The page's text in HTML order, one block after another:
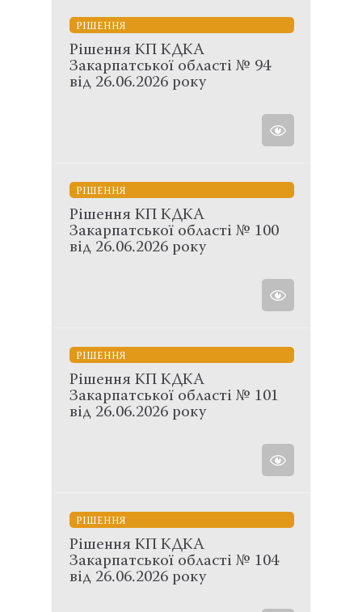
РІШЕННЯ
Рішення КП КДКА
Закарпатської області № 94
від 26.06.2026 року
РІШЕННЯ
Рішення КП КДКА
Закарпатської області № 100
від 26.06.2026 року
РІШЕННЯ
Рішення КП КДКА
Закарпатської області № 101
від 26.06.2026 року
РІШЕННЯ
Рішення КП КДКА
Закарпатської області № 104
від 26.06.2026 року